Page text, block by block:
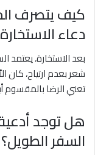
كيف يتصرف
دعاء
بعد الاستخارة، يعتمد
شعر بعدم ارتياح، كان
تعني الرضا بالمقسوم
هل توجد
السفر الطويل؟